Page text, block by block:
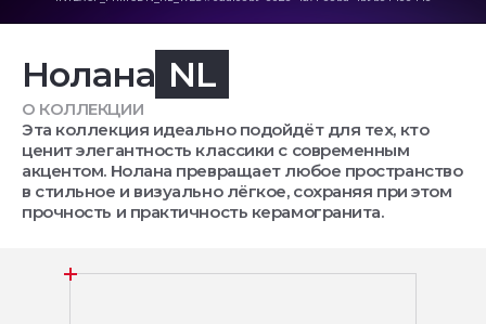
Нолана NL
О КОЛЛЕКЦИИ
Эта коллекция идеально подойдёт для тех, кто
ценит элегантность классики с современным
акцентом. Нолана превращает любое пространство
в стильное и визуально лёгкое, сохраняя при этом
прочность и практичность керамогранита.